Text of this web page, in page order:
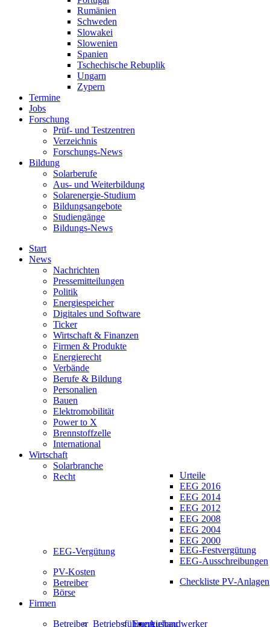
Rumänien
Schweden
Slowakei
Slowenien
Spanien
Tschechische Rebuplik
Ungarn
Zypern
Termine
Jobs
Forschung
Prüf- und Testzentren
Verzeichnis
Forschungs-News
Bildung
Solarberufe
Aus- und Weiterbildung
Solarenergie-Studium
Bildungsangebote
Studiengänge
Bildungs-News
Start
News
Nachrichten
Pressemitteilungen
Politik
Energiespeicher
Digitales und Software
Ticker
Wirtschaft & Finanzen
Firmen & Produkte
Energierecht
Verbände
Berufe & Bildung
Personalien
Bauen
Elektromobilität
Power to X
Brennstoffzelle
International
Wirtschaft
Solarbranche
Recht
Urteile
EEG 2016
EEG 2014
EEG 2012
EEG 2008
EEG 2004
EEG 2000
EEG-Vergütung
EEG-Festvergütung
EEG-Ausschreibungen
PV-Kosten
Betreiber
Checkliste PV-Anlagen
Börse
Firmen
Betreiber BetriebsführungEnergiehandwerker
Ausbau